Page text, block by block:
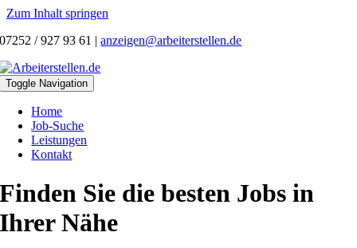
Zum Inhalt springen
07252 / 927 93 61 |anzeigen@arbeiterstellen.de
Toggle Navigation
Home
Job-Suche
Leistungen
Kontakt
Finden Sie die besten Jobs in
Ihrer Nähe